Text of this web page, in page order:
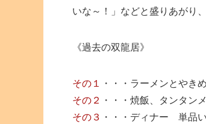
いな～！」などと盛りあがり
《過去の双龍居》
その１
・・・ラーメンとやき
その２
・・・焼飯、タンタン
その３ ・・・ディナー 単品